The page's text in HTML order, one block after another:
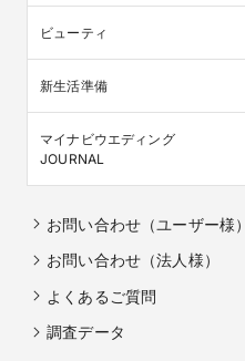
ビューティ
新生活準備
マイナビウエディング
JOURNAL
お問い合わせ（ユーザー様）
お問い合わせ（法人様）
よくあるご質問
調査データ